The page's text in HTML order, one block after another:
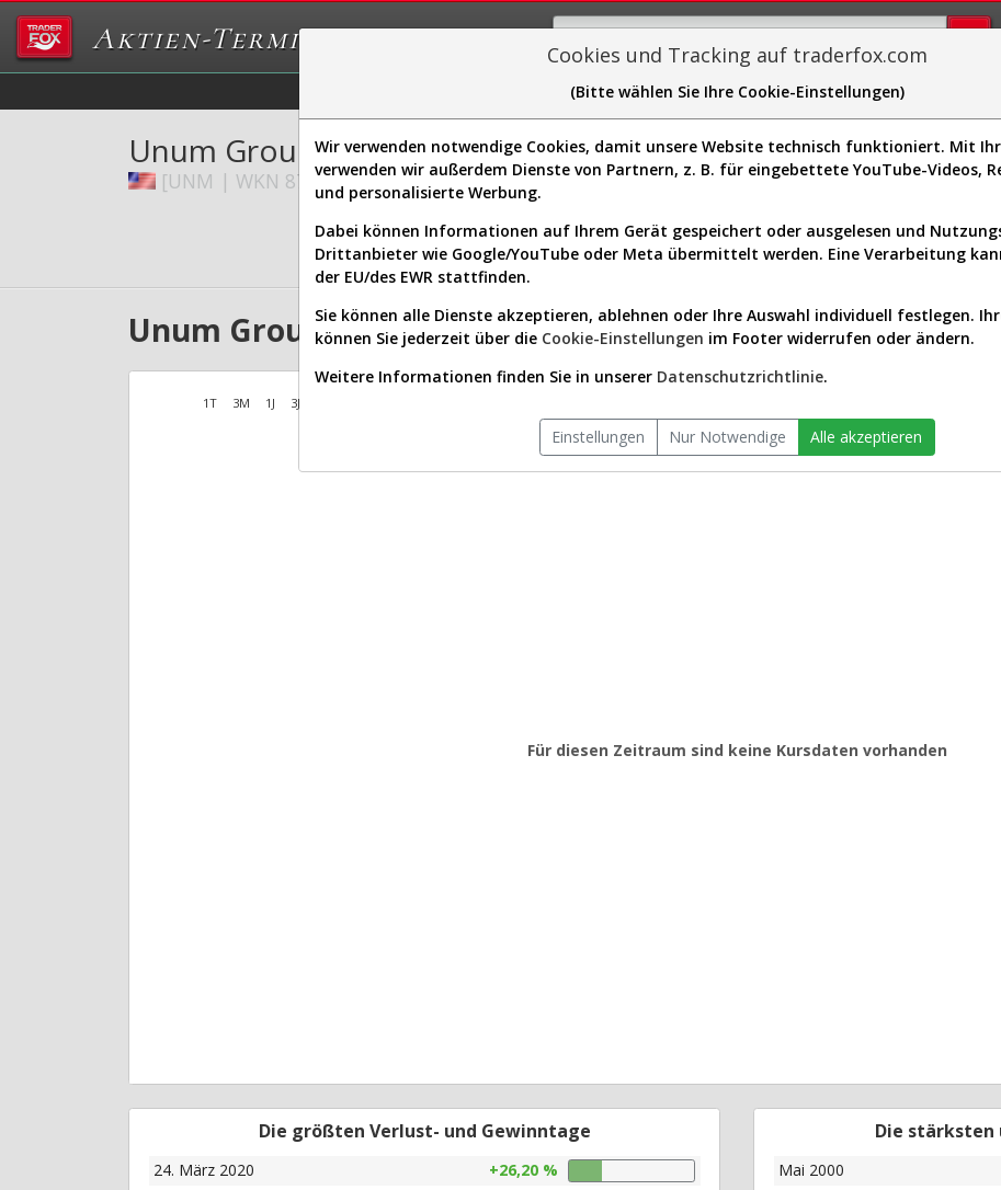
Aktien-Terminal
Sector-Spider Easy-Scan Visualizations
Unum Group
[UNM | WKN 872055 | ISIN US91529Y1064]
Website:
http://www.unumprovident.com
Sektor:
Financial Services / Insurance -
Anzahl
Aktien:
158,300,000
Unum Group Aktien Verlauf seit Beginn (872055 | UNM)
1T 3M 1J 3J
Für diesen Zeitraum sind keine Kursdaten vorhanden
Die größten Verlust- und Gewinntage
24. März 2020
+26,20 %
Die stärksten
Mai 2000
Cookies und Tracking auf traderfox.com
(Bitte wählen Sie Ihre Cookie-Einstellungen)
Wir verwenden notwendige Cookies, damit unsere Website technisch funktioniert. Mit
verwenden wir außerdem Dienste von Partnern, z. B. für eingebettete YouTube-Videos,
und personalisierte Werbung.
Dabei können Informationen auf Ihrem Gerät gespeichert oder ausgelesen und
Drittanbieter wie Google/YouTube oder Meta übermittelt werden. Eine Verarbeitung
der EU/des EWR stattfinden.
Sie können alle Dienste akzeptieren, ablehnen oder Ihre Auswahl individuell festlegen.
können Sie jederzeit über die Cookie-Einstellungen im Footer widerrufen oder ändern.
Weitere Informationen finden Sie in unserer Datenschutzrichtlinie.
Einstellungen Nur Notwendige Alle akzeptieren